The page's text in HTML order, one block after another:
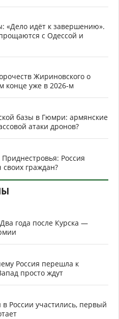
«Дело идёт к завершению».
с Одессой и
Жириновского о
конце уже в 2026-м
базы в Гюмри: армянские
атаки дронов?
Россия
граждан?
года после Курска —
Россия перешла к
просто ждут
в России участились, первый